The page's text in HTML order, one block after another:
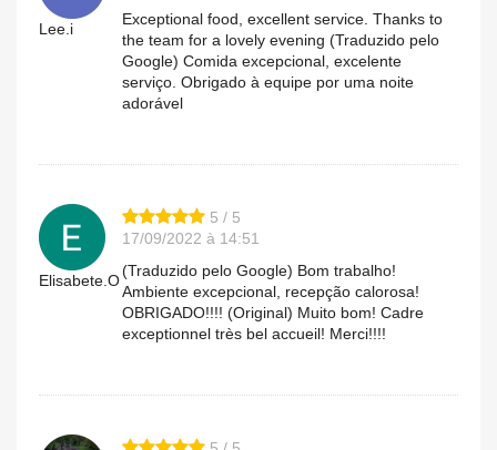
Lee.i
Exceptional food, excellent service. Thanks to
the team for a lovely evening (Traduzido pelo
Google) Comida excepcional, excelente
serviço. Obrigado à equipe por uma noite
adorável
Elisabete.O
5 / 5
17/09/2022 à 14:51
(Traduzido pelo Google) Bom trabalho!
Ambiente excepcional, recepção calorosa!
OBRIGADO!!!! (Original) Muito bom! Cadre
exceptionnel très bel accueil! Merci!!!!